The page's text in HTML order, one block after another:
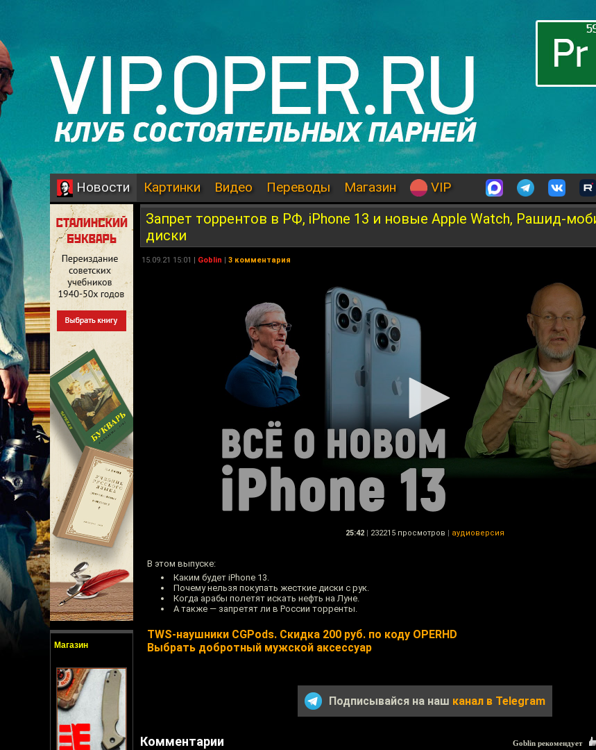
Новости Картинки Видео Переводы Магазин VIP
Магазин
Запрет торрентов в РФ, iPhone 13 и новые Apple Watch, Рашид-
диски
15.09.21 15:01 | Goblin | 3 комментария
25:42 | 232215 просмотров | аудиоверсия
В этом выпуске:
Каким будет iPhone 13.
Почему нельзя покупать жесткие диски с рук.
Когда арабы полетят искать нефть на Луне.
А также — запретят ли в России торренты.
TWS-наушники CGPods. Скидка 200 руб. по коду OPERHD
Выбрать добротный мужской аксессуар
Подписывайся на наш канал в Telegram
Комментарии Goblin рекомендует